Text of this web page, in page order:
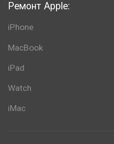
Ремонт Apple:
iPhone
MacBook
iPad
Watch
iMac